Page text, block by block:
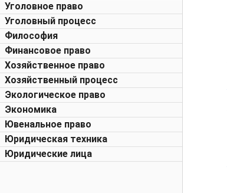
Уголовное право
Уголовный процесс
Философия
Финансовое право
Хозяйственное право
Хозяйственный процесс
Экологическое право
Экономика
Ювенальное право
Юридическая техника
Юридические лица